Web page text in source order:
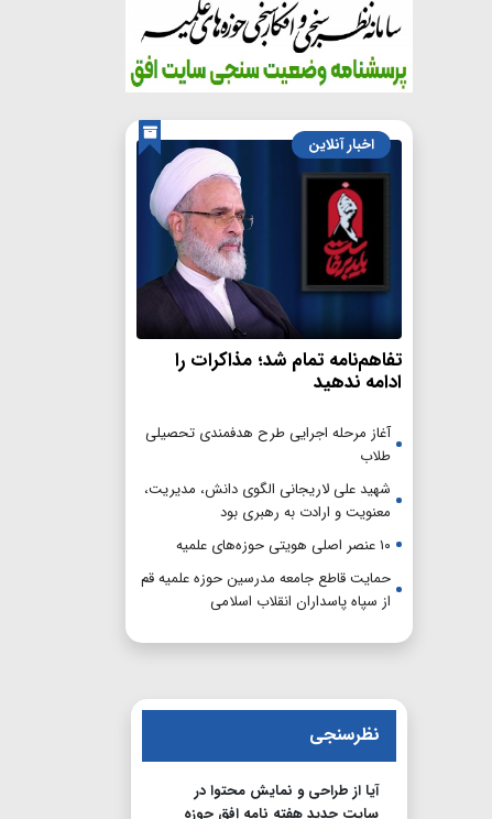
اخبار آنلاین
تفاهم‌نامه تمام شد؛ مذاکرات را
ادامه ندهید
آغاز مرحله اجرایی طرح هدفمندی تحصیلی
طلاب
شهید علی لاریجانی الگوی دانش، مدیریت،
معنویت و ارادت به رهبری بود
۱۰ عنصر اصلی هویتی حوزه‌های علمیه
حمایت قاطع جامعه مدرسین حوزه علمیه قم
از سپاه پاسداران انقلاب اسلامی
نظرسنجی
آیا از طراحی و نمایش محتوا در
سایت جدید هفته نامه افق حوزه